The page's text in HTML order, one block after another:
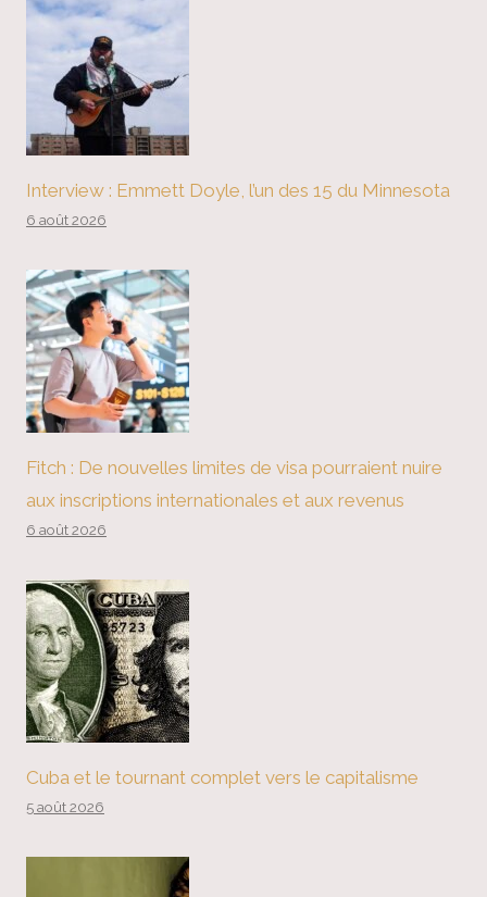
Interview : Emmett Doyle, l’un des 15 du Minnesota
6 août 2026
Fitch : De nouvelles limites de visa pourraient nuire
aux inscriptions internationales et aux revenus
6 août 2026
Cuba et le tournant complet vers le capitalisme
5 août 2026